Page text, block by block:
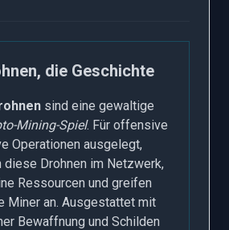
die Geschichte
sind eine gewaltige
Mining-Spiel. Für offensive
Operationen ausgelegt,
diese Drohnen im Netzwerk,
Ressourcen und greifen
Miner an. Ausgestattet mit
Bewaffnung und Schilden